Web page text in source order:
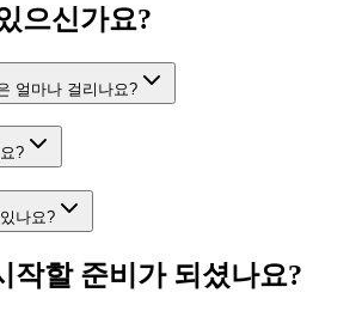
으신가요?
얼마나 걸리나요?
?
나요?
작할 준비가 되셨나요?